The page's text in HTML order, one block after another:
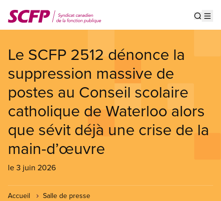
au
contenu
Le SCFP 2512 dénonce la
suppression massive de
postes au Conseil scolaire
catholique de Waterloo alors
que sévit déjà une crise de la
main-d’œuvre
le 3 juin 2026
Accueil Salle de presse